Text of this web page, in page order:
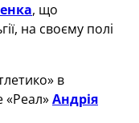
, що
на своєму полі
в
«Реал»Андрія